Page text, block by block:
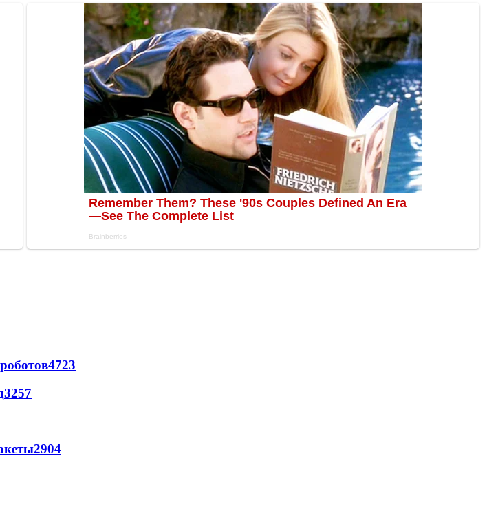
4723
3257
2904